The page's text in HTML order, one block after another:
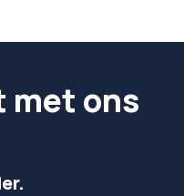
met ons